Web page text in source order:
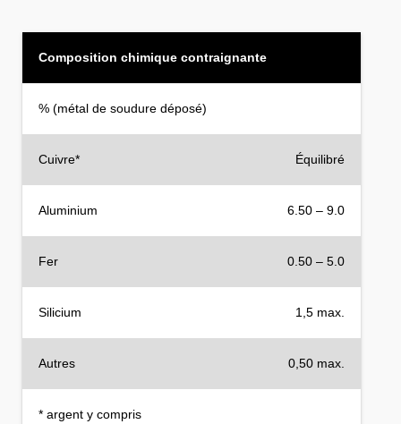
Composition chimique contraignante
% (métal de soudure déposé)
Cuivre* Équilibré
Aluminium 6.50 – 9.0
Fer 0.50 – 5.0
Silicium 1,5 max.
Autres 0,50 max.
* argent y compris